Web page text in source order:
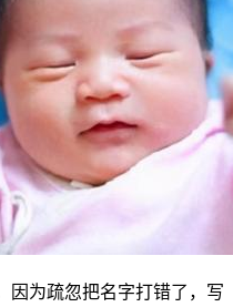
为疏忽把名字打错了，写